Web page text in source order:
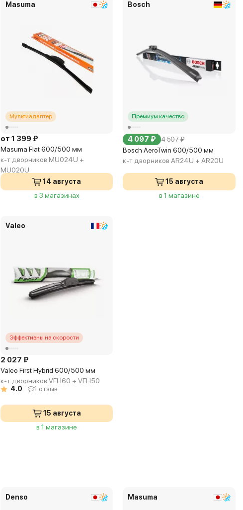
Masuma
Мультиадаптер
от 1 399 ₽
Masuma Flat 600/500 мм
к-т дворников MU024U +
MU020U
14 августа
в 3 магазинах
Bosch
Премиум качество
4 097 ₽ 4 507 ₽
Bosch AeroTwin 600/500 мм
к-т дворников AR24U + AR20U
15 августа
в 1 магазине
Valeo
Эффективны на скорости
2 027 ₽
Valeo First Hybrid 600/500 мм
к-т дворников VFH60 + VFH50
4.0
1 отзыв
15 августа
в 1 магазине
Denso Masuma